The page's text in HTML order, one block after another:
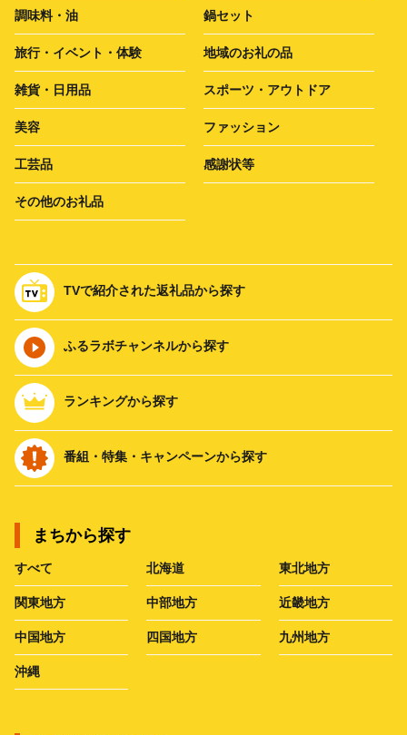
調味料・油 鍋セット
旅行・イベント・体験 地域のお礼の品
雑貨・日用品 スポーツ・アウトドア
美容 ファッション
工芸品 感謝状等
その他のお礼品
TVで紹介された返礼品から探す
ふるラボチャンネルから探す
ランキングから探す
番組・特集・キャンペーンから探す
まちから探す
すべて 北海道 東北地方
関東地方 中部地方 近畿地方
中国地方 四国地方 九州地方
沖縄